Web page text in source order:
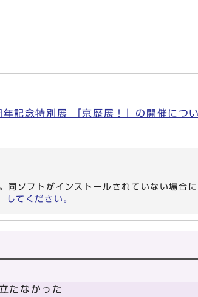
記念特別展 「京歴展！」の開催に
ソフトがインストールされていない場合
てください。
たなかった